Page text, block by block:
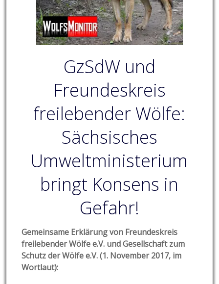
GzSdW und
Freundeskreis
freilebender Wölfe:
Sächsisches
Umweltministerium
bringt Konsens in
Gefahr!
Gemeinsame Erklärung von Freundeskreis
freilebender Wölfe e.V. und Gesellschaft zum
Schutz der Wölfe e.V. (1. November 2017, im
Wortlaut):